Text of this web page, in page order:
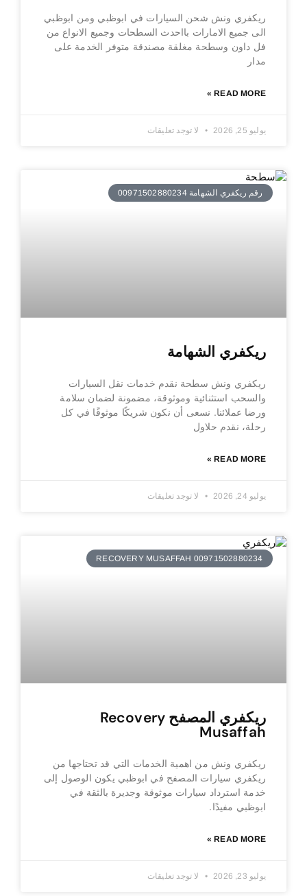
ريكفري ونش شحن السيارات في ابوظبي ومن ابوظبي
الى جميع الامارات بااحدث السطحات وجميع الانواع من
فل داون وسطحة مغلقة مصندقة متوفر الخدمة على
مدار
READ MORE »
يوليو 25, 2026 لا توجد تعليقات
رقم ريكفري الشهامة 00971502880234
ريكفري الشهامة
ريكفري ونش سطحة نقدم خدمات نقل السيارات
والسحب استثنائية وموثوقة، مضمونة لضمان سلامة
ورضا عملائنا. نسعى أن نكون شريكًا موثوقًا في كل
رحلة، نقدم حلاول
READ MORE »
يوليو 24, 2026 لا توجد تعليقات
RECOVERY MUSAFFAH 00971502880234
ريكفري المصفح Recovery
Musaffah
ريكفري ونش من اهمية الخدمات التي قد تحتاجها من
ريكفري سيارات المصفح في ابوظبي يكون الوصول إلى
خدمة استرداد سيارات موثوقة وجديرة بالثقة في
ابوظبي مفيدًا.
READ MORE »
يوليو 23, 2026 لا توجد تعليقات